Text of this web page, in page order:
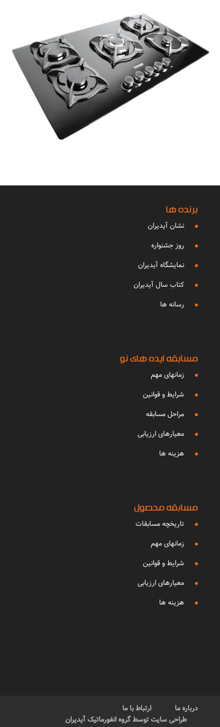
برنده ها
نشان آیدیران
روز جشنواره
نمایشگاه آیدیران
کتاب سال آیدیران
رسانه ها
مسابقه ایده های نو
زمانهای مهم
شرایط و قوانین
مراحل مسابقه
معیارهای ارزیابی
هزینه ها
مسابقه محصول
تاریخچه مسابقات
زمانهای مهم
شرایط و قوانین
معیارهای ارزیابی
هزینه ها
درباره ما
ارتباط با ما
طراحی سایت توسط گروه انفورماتیک آیدیران